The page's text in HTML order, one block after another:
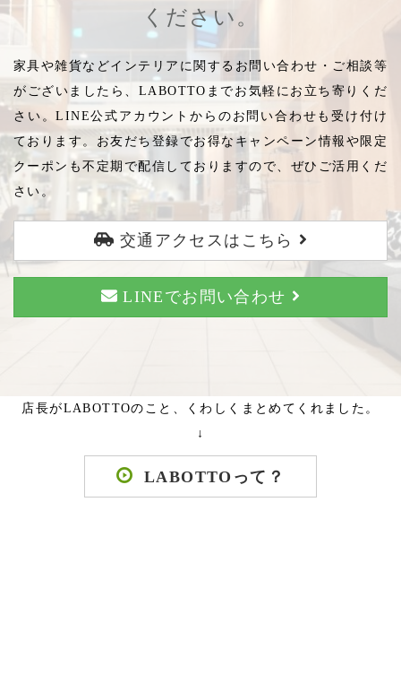
ください。
家具や雑貨などインテリアに関するお問い合わせ・ご相談等
がございましたら、LABOTTOまでお気軽にお立ち寄りくだ
さい。LINE公式アカウントからのお問い合わせも受け付け
ております。お友だち登録でお得なキャンペーン情報や限定
クーポンも不定期で配信しておりますので、ぜひご活用くだ
さい。
交通アクセスはこちら
LINEでお問い合わせ
店長がLABOTTOのこと、くわしくまとめてくれました。
↓
LABOTTOって？